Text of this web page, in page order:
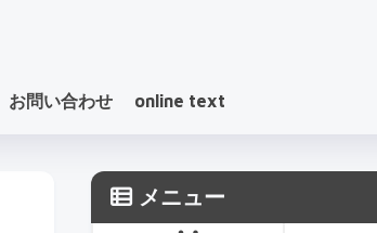
お問い合わせ online text
メニュー